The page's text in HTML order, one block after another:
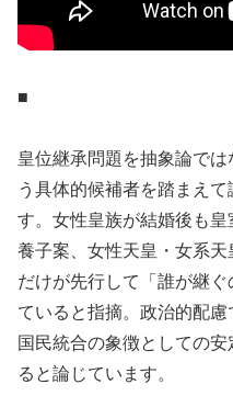
■
皇位継承問題を抽象論で
う具体的候補者を踏まえ
す。女性皇族が結婚後も
養子案、女性天皇・女系
だけが先行して「誰が継
ていると指摘。政治的配
国民統合の象徴としての
ると論じています。